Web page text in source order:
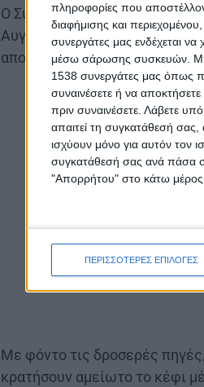
πληροφορίες που
διαφήμισης και
συνεργάτες μας ενδέχεται
μέσω σάρωσης συσκευών.
1538 συνεργάτες μας όπως
συναινέσετε ή να
πριν συναινέσετε. Λάβετε
απαιτεί τη συγκατάθεσή σας,
ισχύουν μόνο για αυτόν τον
συγκατάθεσή σας ανά πάσα
"Απορρήτου" στο κάτω μέρος
ΠΕΡΙΣΣΟΤΕΡΕΣ ΕΠΙΛΟΓΕΣ
Ο Σύλλογος Νέων της
Αυγούστου 2025 το ετήσιο
απολαύσουν μια βραδιά κάτω
Με φόντο τις δροσερές
κρατήσουν αμείωτο το κέφι